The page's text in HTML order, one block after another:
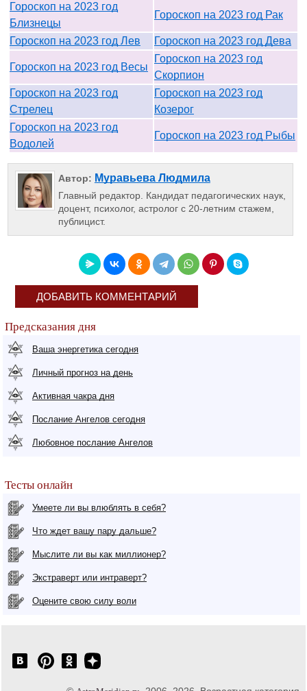
Гороскоп на 2023 год
Близнецы
Гороскоп на 2023 год Рак
Гороскоп на 2023 год Лев Гороскоп на 2023 год Дева
Гороскоп на 2023 год Весы
Гороскоп на 2023 год
Скорпион
Гороскоп на 2023 год
Стрелец
Гороскоп на 2023 год
Козерог
Гороскоп на 2023 год
Водолей
Гороскоп на 2023 год Рыбы
Автор: Муравьева Людмила
Главный редактор. Кандидат педагогических наук,
доцент, психолог, астролог с 20-летним стажем,
публицист.
ДОБАВИТЬ КОММЕНТАРИЙ
Предсказания дня
Ваша энергетика сегодня
Личный прогноз на день
Активная чакра дня
Послание Ангелов сегодня
Любовное послание Ангелов
Тесты онлайн
Умеете ли вы влюблять в себя?
Что ждет вашу пару дальше?
Мыслите ли вы как миллионер?
Экстраверт или интраверт?
Оцените свою силу воли